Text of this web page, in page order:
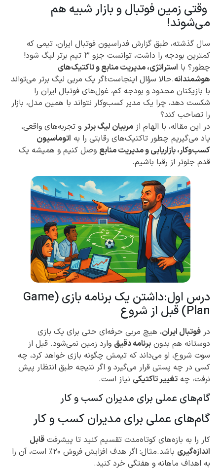
وقتی زمین فوتبال و بازار شبیه هم
می‌شوند!
سال گذشته، طبق گزارش فدراسیون فوتبال ایران، تیمی که
کمترین بودجه را داشت، توانست جزو ۳ تیم برتر لیگ شود!
چطور؟ با استراتژی، مدیریت منابع و تاکتیک‌های
هوشمندانه.حالا سؤال اینجاست:اگر یک مربی لیگ برتر می‌تواند
با بازیکنان محدود و بودجه کم، غول‌های فوتبال ایران را
شکست دهد، چرا یک مدیر کسب‌وکار نتواند با همین مدل، بازار
را تصاحب کند؟
در این مقاله، با الهام از مربیان لیگ برتر و تجربه‌های واقعی،
یاد می‌گیریم چطور تاکتیک‌های رقابتی را به اتوماسیون
کسب‌وکار، بازاریابی و مدیریت منابع وصل کنیم و همیشه یک
قدم جلوتر از رقبا باشیم.
درس اول:داشتن یک برنامه بازی (Game
Plan) قبل از شروع
در فوتبال ایران، هیچ مربی حرفه‌ای حتی برای یک بازی
دوستانه هم بدون برنامه دقیق وارد زمین نمی‌شود. قبل از
سوت شروع، او می‌داند که تیمش چگونه بازی خواهد کرد، چه
کسی در چه پستی قرار می‌گیرد و اگر نتیجه طبق انتظار پیش
نرفت، چه تغییر تاکتیکی نیاز است.
گام‌های عملی برای مدیران کسب و کار
گام‌های عملی برای مدیران کسب و کار
کار را به بازه‌های کوتاه‌مدت تقسیم کنید تا پیشرفت قابل
اندازه‌گیری
باشد.مثال: اگر هدف افزایش فروش ۲۰٪ است، آن را
به اهداف ماهانه و هفتگی خرد کنید.